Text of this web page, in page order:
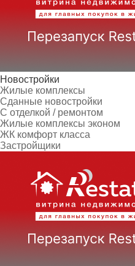
Новостройки
Жилые комплексы
Сданные новостройки
С отделкой / ремонтом
Жилые комплексы эконом
ЖК комфорт класса
Застройщики